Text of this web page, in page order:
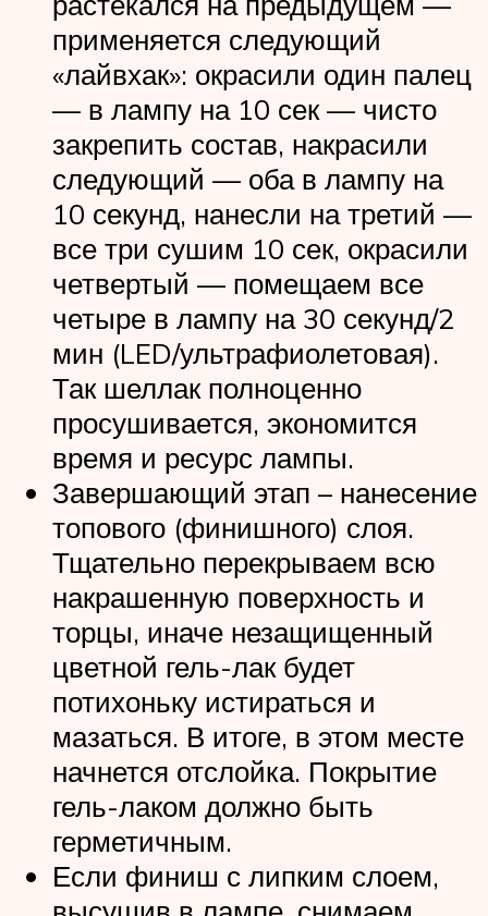
применяется следующий
«лайвхак»: окрасили один палец
— в лампу на 10 сек — чисто
закрепить состав, накрасили
следующий — оба в лампу на
10 секунд, нанесли на третий —
все три сушим 10 сек, окрасили
четвертый — помещаем все
четыре в лампу на 30 секунд/2
мин (LED/ультрафиолетовая).
Так шеллак полноценно
просушивается, экономится
время и ресурс лампы.
Завершающий этап – нанесение
топового (финишного) слоя.
Тщательно перекрываем всю
накрашенную поверхность и
торцы, иначе незащищенный
цветной гель-лак будет
потихоньку истираться и
мазаться. В итоге, в этом месте
начнется отслойка. Покрытие
гель-лаком должно быть
герметичным.
Если финиш с липким слоем,